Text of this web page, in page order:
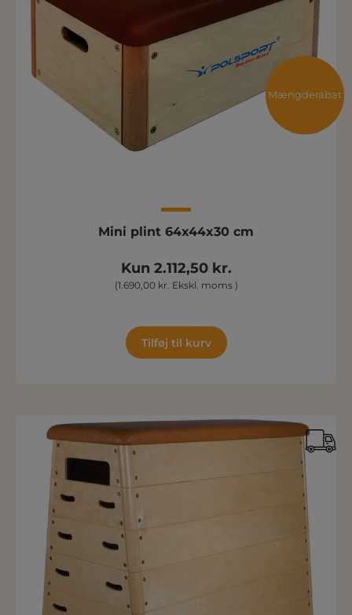
Mængderabat
Mini plint 64x44x30 cm
Kun 2.112,50 kr.
(1.690,00 kr. Ekskl. moms )
Tilføj til kurv